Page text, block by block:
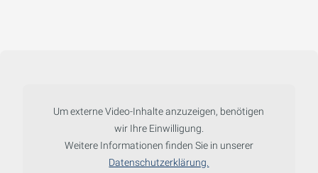
Um externe Video-Inhalte anzuzeigen, benötigen
wir Ihre Einwilligung.
Weitere Informationen finden Sie in unserer
Datenschutzerklärung.